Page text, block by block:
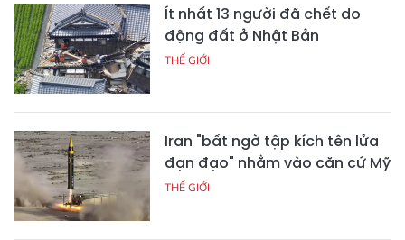
Ít nhất 13 người đã chết do
động đất ở Nhật Bản
THẾ GIỚI
Iran "bất ngờ tập kích tên lửa
đạn đạo" nhằm vào căn cứ Mỹ
THẾ GIỚI